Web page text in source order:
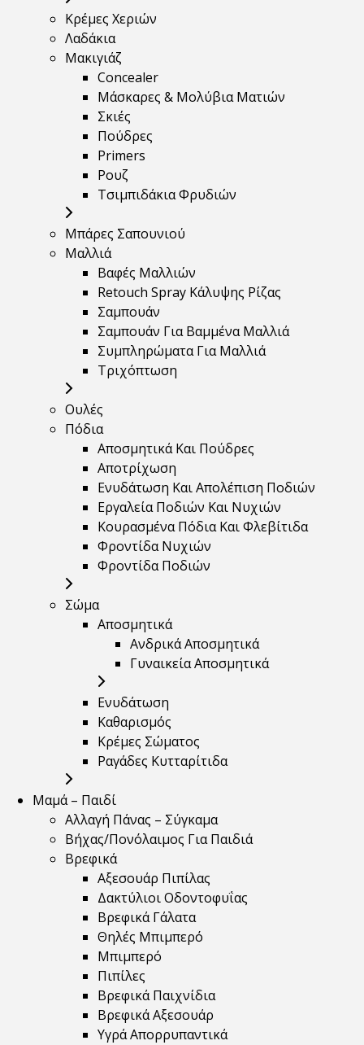
Κρέμες Χεριών
Λαδάκια
Μακιγιάζ
Concealer
Μάσκαρες & Μολύβια Ματιών
Σκιές
Πούδρες
Primers
Ρουζ
Τσιμπιδάκια Φρυδιών
Μπάρες Σαπουνιού
Μαλλιά
Βαφές Μαλλιών
Retouch Spray Κάλυψης Ρίζας
Σαμπουάν
Σαμπουάν Για Βαμμένα Μαλλιά
Συμπληρώματα Για Μαλλιά
Τριχόπτωση
Ουλές
Πόδια
Αποσμητικά Και Πούδρες
Αποτρίχωση
Ενυδάτωση Και Απολέπιση Ποδιών
Εργαλεία Ποδιών Και Νυχιών
Κουρασμένα Πόδια Και Φλεβίτιδα
Φροντίδα Νυχιών
Φροντίδα Ποδιών
Σώμα
Αποσμητικά
Ανδρικά Αποσμητικά
Γυναικεία Αποσμητικά
Ενυδάτωση
Καθαρισμός
Κρέμες Σώματος
Ραγάδες Κυτταρίτιδα
Μαμά – Παιδί
Αλλαγή Πάνας – Σύγκαμα
Βήχας/Πονόλαιμος Για Παιδιά
Βρεφικά
Αξεσουάρ Πιπίλας
Δακτύλιοι Οδοντοφυΐας
Βρεφικά Γάλατα
Θηλές Μπιμπερό
Μπιμπερό
Πιπίλες
Βρεφικά Παιχνίδια
Βρεφικά Αξεσουάρ
Υγρά Απορρυπαντικά